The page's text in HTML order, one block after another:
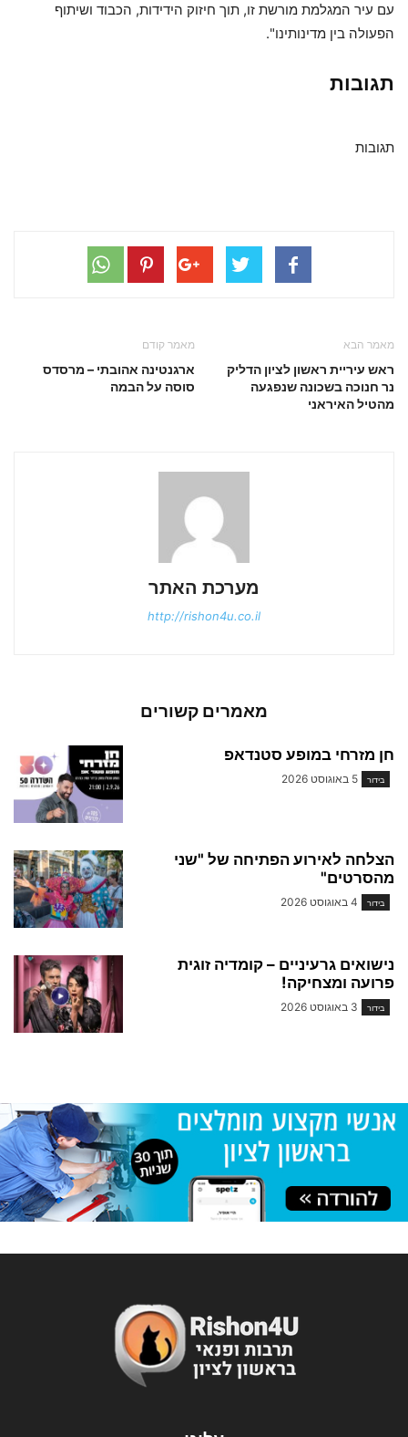
עם עיר המגלמת מורשת זו, תוך חיזוק הידידות, הכבוד ושיתוף
הפעולה בין מדינותינו".
תגובות
תגובות
מאמר קודם
ארגנטינה אהובתי – מרסדס
סוסה על הבמה
מאמר הבא
ראש עיריית ראשון לציון הדליק
נר חנוכה בשכונה שנפגעה
מהטיל האיראני
מערכת האתר
http://rishon4u.co.il
מאמרים קשורים
חן מזרחי במופע סטנדאפ
בידור 5 באוגוסט 2026
הצלחה לאירוע הפתיחה של "שני
מהסרטים"
בידור 4 באוגוסט 2026
נישואים גרעיניים – קומדיה זוגית
פרועה ומצחיקה!
בידור 3 באוגוסט 2026